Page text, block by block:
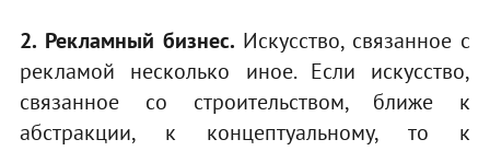
2. Рекламный бизнес. Искусство, связанное с
рекламой несколько иное. Если искусство,
связанное со строительством, ближе к
абстракции, к концептуальному, то к